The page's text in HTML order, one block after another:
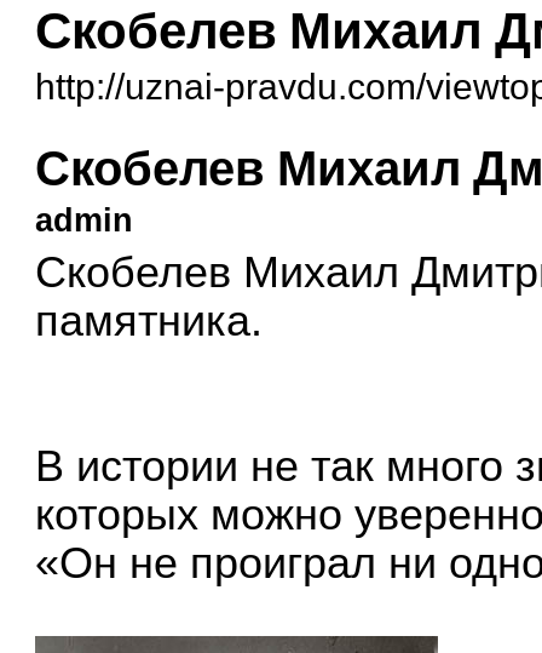
Скобелев Михаил
http://uznai-pravdu.com/
Скобелев Михаил
admin
Скобелев Михаил
памятника.
В истории не так много
которых можно
«Он не проиграл ни